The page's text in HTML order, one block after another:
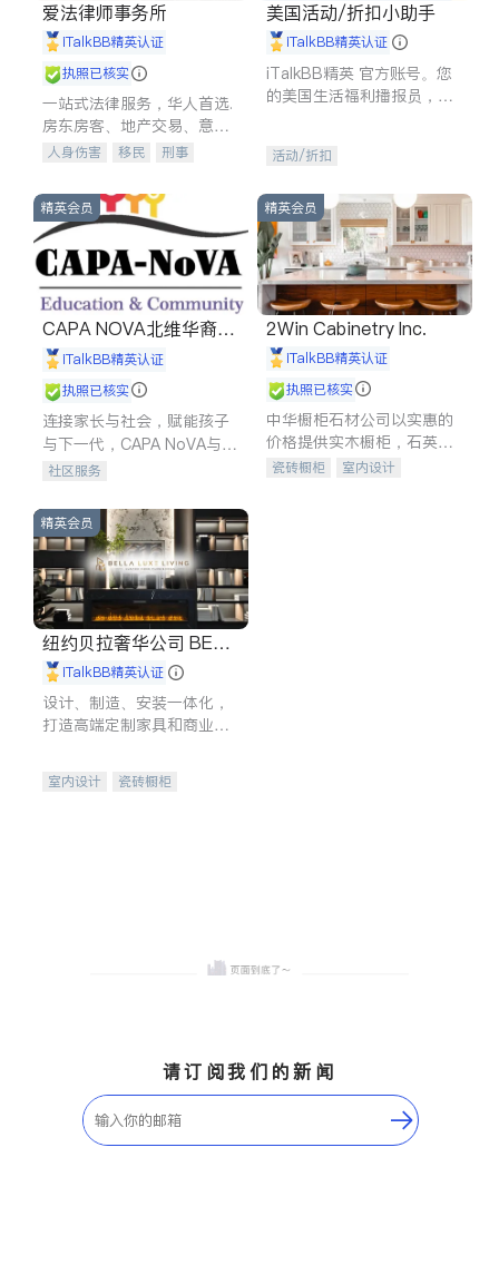
爱法律师事务所
iTalkBB精英认证
执照已核实
一站式法律服务，华人首选.
房东房客、地产交易、意外
伤害、车祸重伤、商业诉
建筑合同、刑事案件全包办
人身伤害 移民
刑事
信托/遗嘱
商业
索赔
律师-其它 保释
美国活动/折扣小助手
iTalkBB精英认证
iTalkBB精英 官方账号。您
的美国生活福利播报员，精
专属福利。
活动/折扣
精英会员
CAPA NOVA北维华裔家
长会iTalkBB精英认证
执照已核实
连接家长与社会，赋能孩子
与下一代，CAPA NoVA与您
携手建设包容、公平、充满
社区服务
精英会员
2Win Cabinetry Inc.
iTalkBB精英认证
执照已核实
中华橱柜石材公司以实惠的
价格提供实木橱柜，石英石
台面，多种优质不锈钢水
瓷砖橱柜
室内设计
精英会员
纽约贝拉奢华公司 BELL
A LUXE
iTalkBB精英认证
设计、制造、安装一体化，
打造高端定制家具和商业空
室内设计
瓷砖橱柜
请订阅我们的新闻